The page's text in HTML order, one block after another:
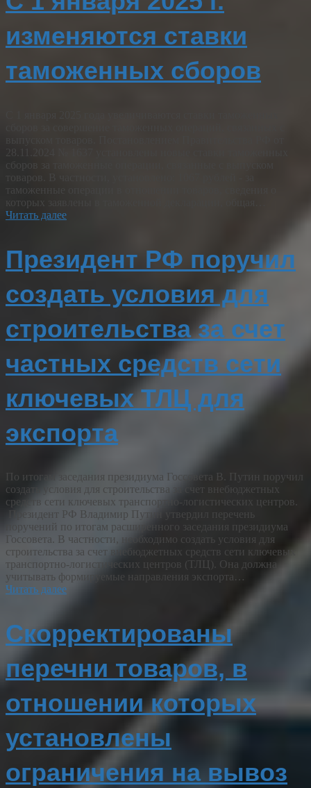
изменяются ставки
таможенных сборов
сборов за таможенные операции, связанные с выпуском
таможенные операции в отношении товаров, сведения о
которых заявлены в таможенной декларации, общая…
Читать далее
Президент РФ поручил
создать условия для
строительства за счет
частных средств сети
ключевых ТЛЦ для
экспорта
По итогам заседания президиума Госсовета В. Путин поручил
создать условия для строительства за счет внебюджетных
средств сети ключевых транспортно-логистических центров.
Президент РФ Владимир Путин утвердил перечень
поручений по итогам расширенного заседания президиума
Госсовета. В частности, необходимо создать условия для
строительства за счет внебюджетных средств сети ключевых
транспортно-логистических центров (ТЛЦ). Она должна
учитывать формируемые направления экспорта…
Читать далее
Скорректированы
перечни товаров, в
отношении которых
установлены
ограничения на вывоз